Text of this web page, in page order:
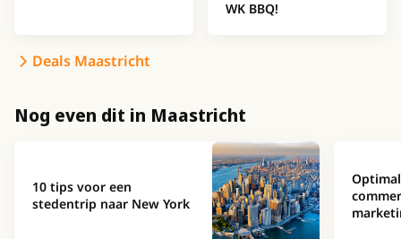
WK BBQ!
Deals Maastricht
Nog even dit in Maastricht
10 tips voor een
stedentrip naar New York